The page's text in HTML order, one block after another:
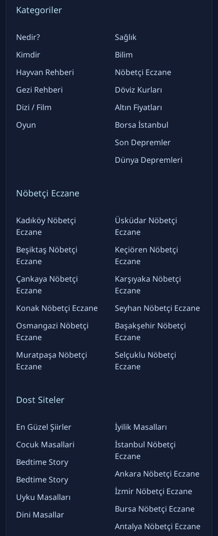
Kategoriler
Nedir?
Kimdir
Hayvan Rehberi
Gezi Rehberi
Dizi / Film
Oyun
Sağlık
Bilim
Nöbetçi Eczane
Döviz Kurları
Altın Fiyatları
Borsa İstanbul
Son Depremler
Dünya Depremleri
Nöbetçi Eczane
Kadıköy Nöbetçi
Eczane
Beşiktaş Nöbetçi
Eczane
Çankaya Nöbetçi
Eczane
Konak Nöbetçi Eczane
Osmangazi Nöbetçi
Eczane
Muratpaşa Nöbetçi
Eczane
Üsküdar Nöbetçi
Eczane
Keçiören Nöbetçi
Eczane
Karşıyaka Nöbetçi
Eczane
Seyhan Nöbetçi Eczane
Başakşehir Nöbetçi
Eczane
Selçuklu Nöbetçi
Eczane
Dost Siteler
En Güzel Şiirler
Cocuk Masallari
Bedtime Story
Bedtime Story
Uyku Masalları
Dini Masallar
İyilik Masalları
İstanbul Nöbetçi
Eczane
Ankara Nöbetçi Eczane
İzmir Nöbetçi Eczane
Bursa Nöbetçi Eczane
Antalya Nöbetçi Eczane